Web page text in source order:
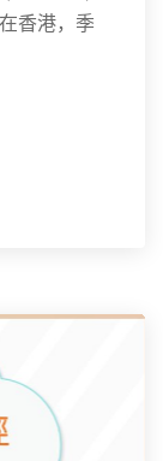
香港，季